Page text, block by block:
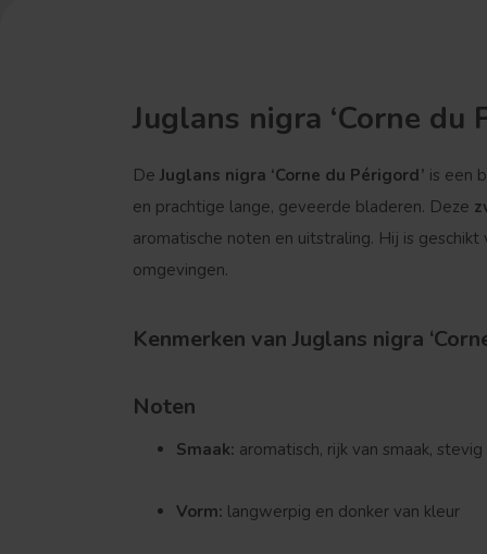
Juglans nigra ‘Corne
De Juglans nigra ‘Corne du Périgord’ is een
en prachtige lange, geveerde bladeren. Deze
aromatische noten en uitstraling. Hij is
omgevingen.
Kenmerken van Juglans nigra
Noten
Smaak: aromatisch, rijk van smaak,
Vorm: langwerpig en donker van kleur